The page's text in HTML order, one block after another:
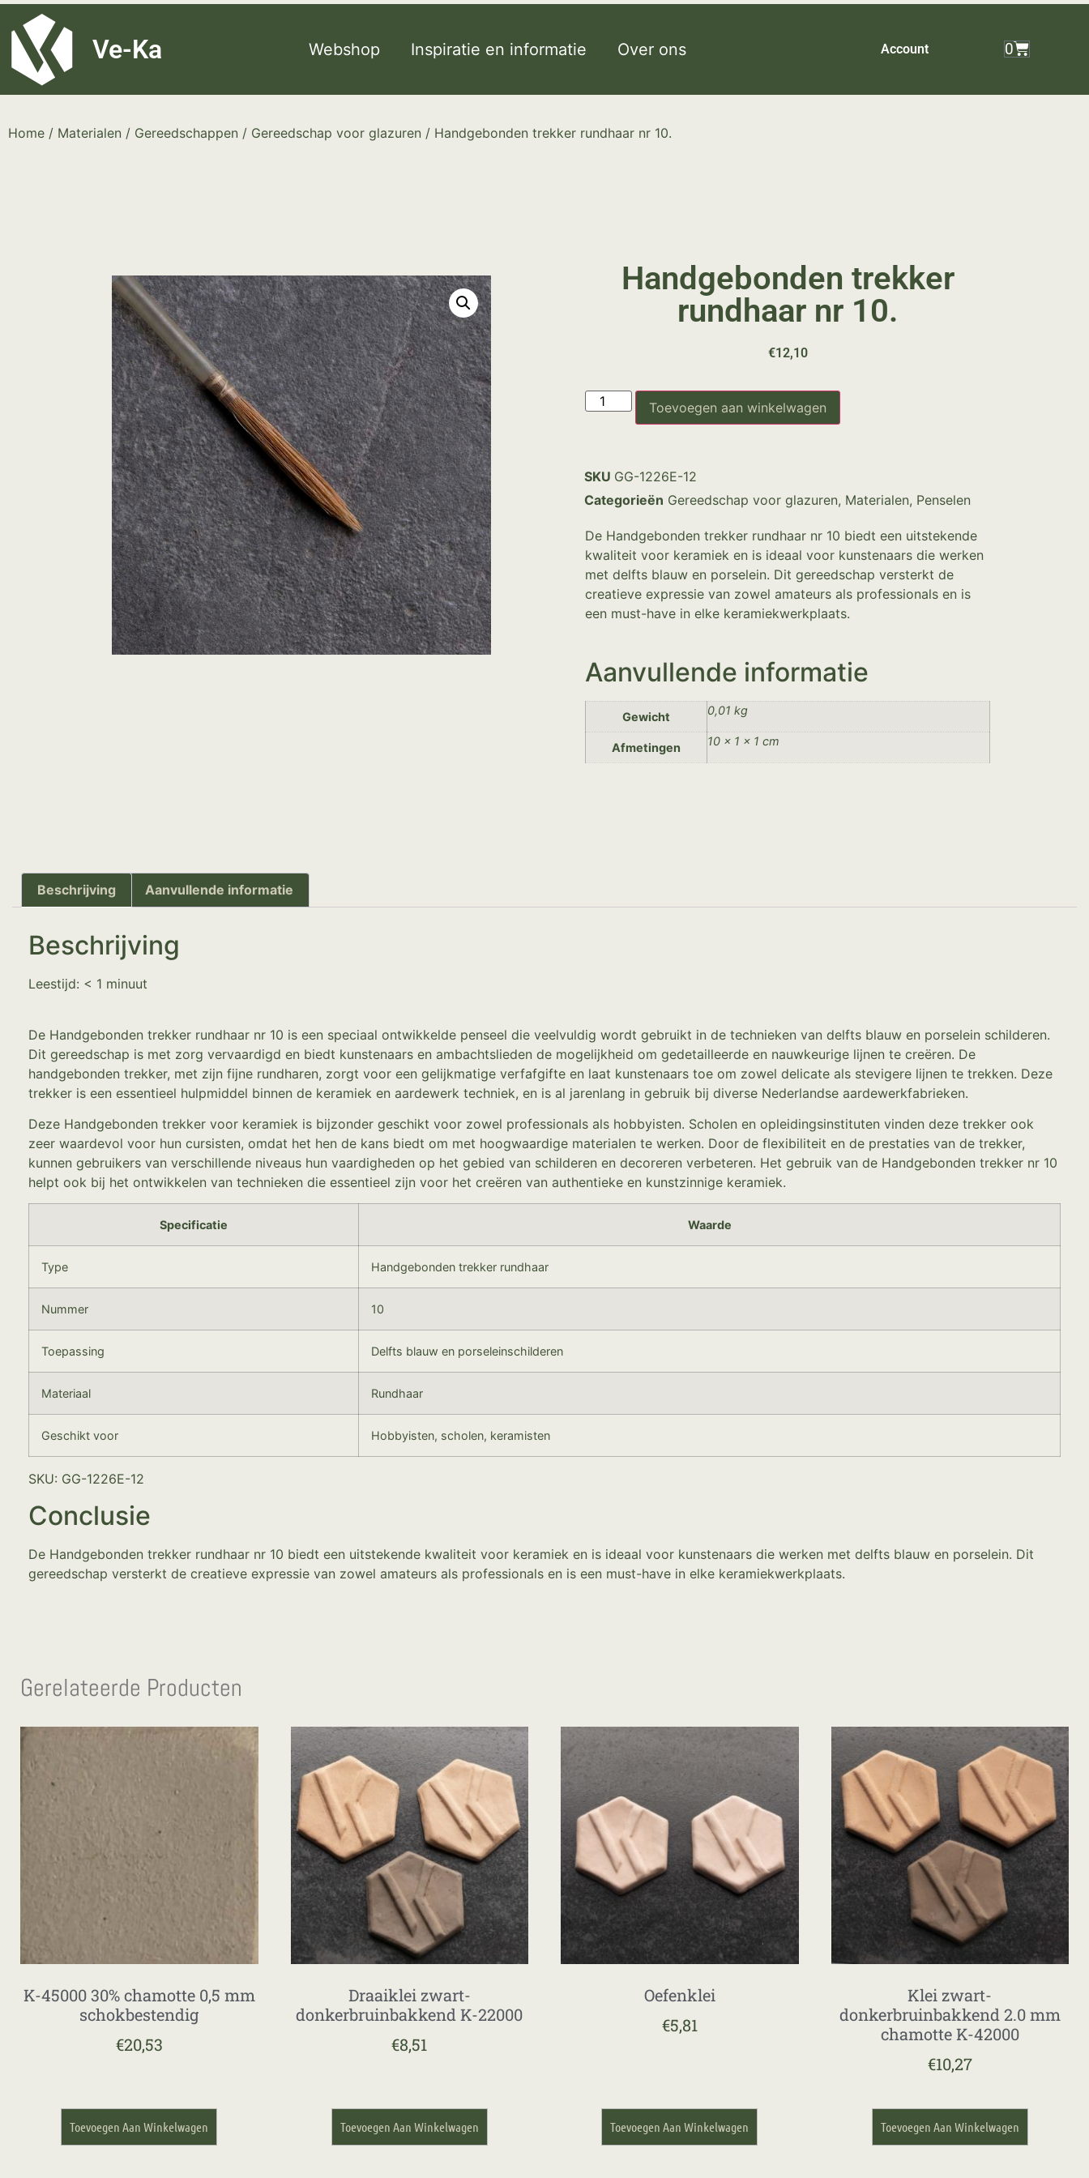
G-8P7N3X5BJ9
Ve-Ka Webshop Inspiratie en informatie Over ons Account 0
Home / Materialen / Gereedschappen / Gereedschap voor glazuren / Handgebonden trekker rundhaar nr 10.
Handgebonden trekker
rundhaar nr 10.
€12,10
Toevoegen aan winkelwagen
SKU GG-1226E-12
Categorieën Gereedschap voor glazuren, Materialen, Penselen
De Handgebonden trekker rundhaar nr 10 biedt een uitstekende
kwaliteit voor keramiek en is ideaal voor kunstenaars die werken
met delfts blauw en porselein. Dit gereedschap versterkt de
creatieve expressie van zowel amateurs als professionals en is
een must-have in elke keramiekwerkplaats.
Aanvullende informatie
Gewicht 0,01 kg
Afmetingen 10 × 1 × 1 cm
Beschrijving Aanvullende informatie
Beschrijving
Leestijd: < 1 minuut
De Handgebonden trekker rundhaar nr 10 is een speciaal ontwikkelde penseel die veelvuldig wordt gebruikt in de technieken van delfts blauw en porselein schilderen.
Dit gereedschap is met zorg vervaardigd en biedt kunstenaars en ambachtslieden de mogelijkheid om gedetailleerde en nauwkeurige lijnen te creëren. De
handgebonden trekker, met zijn fijne rundharen, zorgt voor een gelijkmatige verfafgifte en laat kunstenaars toe om zowel delicate als stevigere lijnen te trekken. Deze
trekker is een essentieel hulpmiddel binnen de keramiek en aardewerk techniek, en is al jarenlang in gebruik bij diverse Nederlandse aardewerkfabrieken.
Deze Handgebonden trekker voor keramiek is bijzonder geschikt voor zowel professionals als hobbyisten. Scholen en opleidingsinstituten vinden deze trekker ook
zeer waardevol voor hun cursisten, omdat het hen de kans biedt om met hoogwaardige materialen te werken. Door de flexibiliteit en de prestaties van de trekker,
kunnen gebruikers van verschillende niveaus hun vaardigheden op het gebied van schilderen en decoreren verbeteren. Het gebruik van de Handgebonden trekker nr 10
helpt ook bij het ontwikkelen van technieken die essentieel zijn voor het creëren van authentieke en kunstzinnige keramiek.
Specificatie Waarde
Type Handgebonden trekker rundhaar
Nummer 10
Toepassing Delfts blauw en porseleinschilderen
Materiaal Rundhaar
Geschikt voor Hobbyisten, scholen, keramisten
SKU: GG-1226E-12
Conclusie
De Handgebonden trekker rundhaar nr 10 biedt een uitstekende kwaliteit voor keramiek en is ideaal voor kunstenaars die werken met delfts blauw en porselein. Dit
gereedschap versterkt de creatieve expressie van zowel amateurs als professionals en is een must-have in elke keramiekwerkplaats.
Gerelateerde Producten
K-45000 30% chamotte 0,5 mm
schokbestendig
€20,53
Toevoegen Aan Winkelwagen
Draaiklei zwart-
donkerbruinbakkend K-22000
€8,51
Toevoegen Aan Winkelwagen
Oefenklei
€5,81
Toevoegen Aan Winkelwagen
Klei zwart-
donkerbruinbakkend 2.0 mm
chamotte K-42000
€10,27
Toevoegen Aan Winkelwagen